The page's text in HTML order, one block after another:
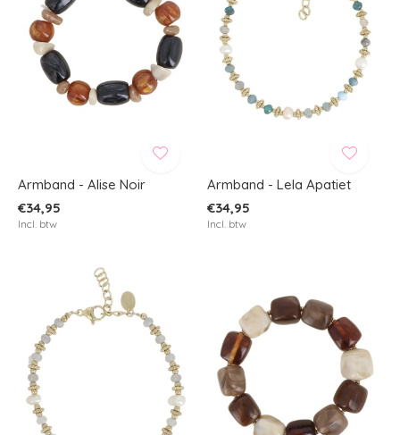
Armband - Alise Noir
€34,95
Incl. btw
Armband - Lela Apatiet
€34,95
Incl. btw